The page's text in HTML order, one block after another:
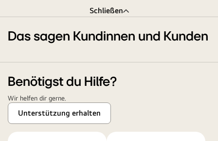
Schließen
Das sagen Kundinnen und Kunden
Benötigst du Hilfe?
Wir helfen dir gerne.
Unterstützung erhalten